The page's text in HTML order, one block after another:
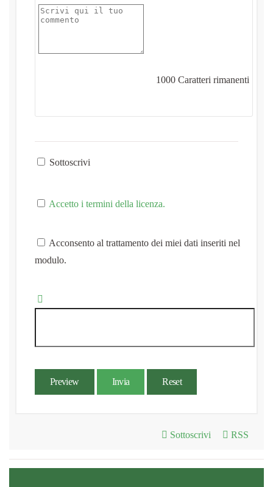
1000 Caratteri rimanenti
Sottoscrivi
Accetto i termini della licenza.
Acconsento al trattamento dei miei dati inseriti nel
modulo.
Preview Invia Reset
Sottoscrivi RSS